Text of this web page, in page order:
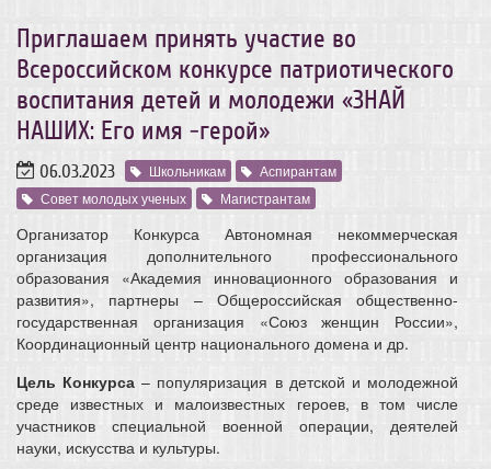
Приглашаем принять участие во
Всероссийском конкурсе патриотического
воспитания детей и молодежи «ЗНАЙ
НАШИХ: Его имя -герой»
06.03.2023 Школьникам
Аспирантам
Совет молодых ученых
Магистрантам
Организатор Конкурса Автономная некоммерческая
организация дополнительного профессионального
образования «Академия инновационного образования и
развития», партнеры – Общероссийская общественно-
государственная организация «Союз женщин России»,
Координационный центр национального домена и др.
Цель Конкурса – популяризация в детской и молодежной
среде известных и малоизвестных героев, в том числе
участников специальной военной операции, деятелей
науки, искусства и культуры.